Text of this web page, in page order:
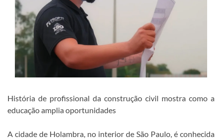
História de profissional da construção civil mostra como a
educação amplia oportunidades
A cidade de Holambra, no interior de São Paulo, é conhecida